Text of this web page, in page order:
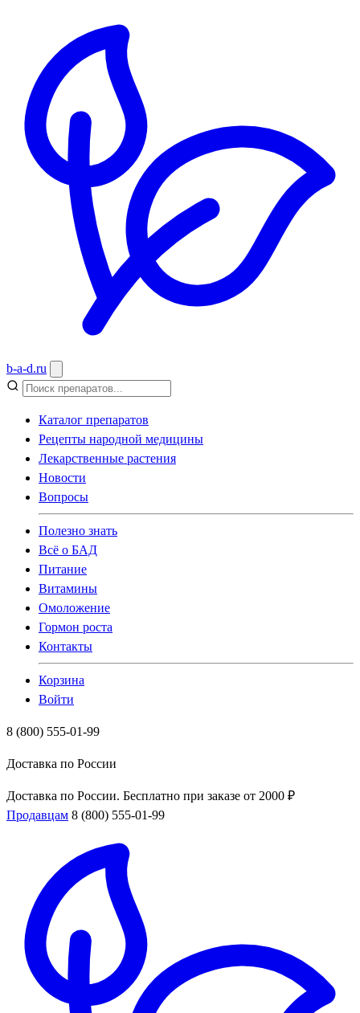
b-a-d.ru
Каталог препаратов
Рецепты народной медицины
Лекарственные растения
Новости
Вопросы
Полезно знать
Всё о БАД
Питание
Витамины
Омоложение
Гормон роста
Контакты
Корзина
Войти
8 (800) 555-01-99
Доставка по России
Доставка по России. Бесплатно при заказе от 2000 ₽
Продавцам 8 (800) 555-01-99